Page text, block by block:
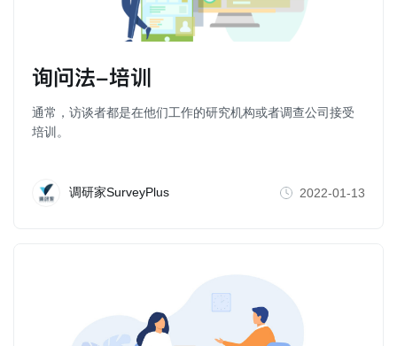
询问法-培训
通常，访谈者都是在他们工作的研究机构或者调查公司接受
培训。
调研家SurveyPlus 2022-01-13